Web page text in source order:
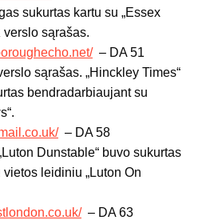
sukurtas kartu su „Essex
verslo sąrašas.
– DA 51
sąrašas. „Hinckley Times“
bendradarbiaujant su
– DA 58
Dunstable“ buvo sukurtas
leidiniu „Luton On
– DA 63